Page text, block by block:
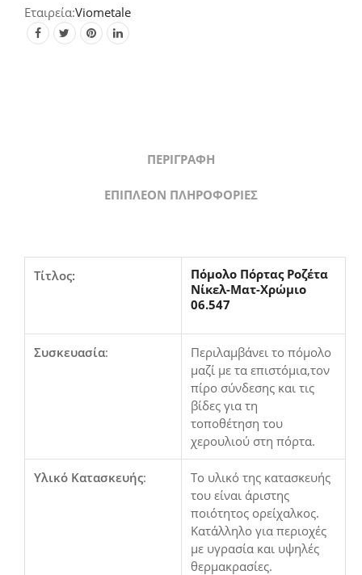
Viometale
ΠΕΡΙΓΡΑΦΉ
ΕΠΙΠΛΈΟΝ ΠΛΗΡΟΦΟΡΊΕΣ
Τίτλος:
Πόμολο Πόρτας Ροζέτα
Νίκελ-Ματ-Χρώμιο
06.547
Συσκευασία:
Περιλαμβάνει το πόμολο
μαζί με τα επιστόμια,τον
πίρο σύνδεσης και τις
βίδες για τη
τοποθέτηση του
χερουλιού στη πόρτα.
Υλικό Κατασκευής:
Το υλικό της κατασκευής
του είναι άριστης
ποιότητος ορείχαλκος.
Κατάλληλο για περιοχές
με υγρασία και υψηλές
θερμακρασίες.